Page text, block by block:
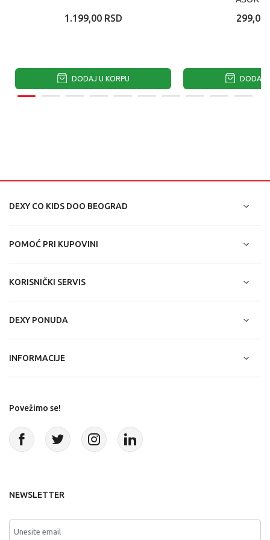
1.199,00 RSD
DODAJ U KORPU
299,00
DODAJ
DEXY CO KIDS DOO BEOGRAD
POMOĆ PRI KUPOVINI
KORISNIČKI SERVIS
DEXY PONUDA
INFORMACIJE
Povežimo se!
NEWSLETTER